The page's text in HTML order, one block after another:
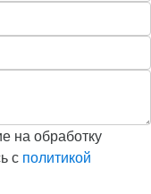
на обработку
с политикой